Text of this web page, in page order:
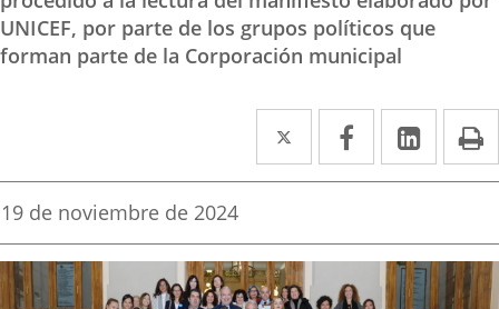
UNICEF, por parte de los grupos políticos que
forman parte de la Corporación municipal
Twitter
Enlace
a
aplicación
externa.
Facebook
Enlace
a
aplicación
externa.
Enlace
a
Fecha
la
noticia
19 de noviembre de 2024